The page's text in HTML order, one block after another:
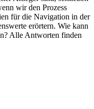
wir den Prozess
für die Navigation in der
erörtern. Wie kann
Alle Antworten finden